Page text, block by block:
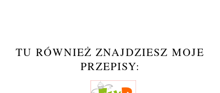
TU RÓWNIEŻ ZNAJDZIESZ MOJE
PRZEPISY: